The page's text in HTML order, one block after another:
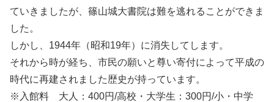
ていきましたが、篠山城大書院は難を逃れることができま
した。
しかし、1944年（昭和19年）に消失してします。
それから時が経ち、市民の願いと尊い寄付によって平成の
時代に再建されました歴史が持っています。
※入館料 大人：400円/高校・大学生：300円/小・中学